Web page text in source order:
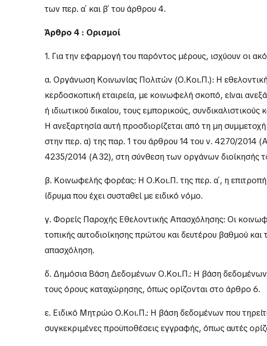
των περ. α΄ και β΄ του άρθρου 4.
Άρθρο 4 : Ορισμοί
1. Για την εφαρμογή του παρόντος μέρους, ισχύουν οι
α. Οργάνωση Κοινωνίας Πολιτών (Ο.Κοι.Π.): Η
κερδοσκοπική εταιρεία, με κοινωφελή σκοπό, είναι
ή ιδιωτικού δικαίου, τους εμπορικούς,
Η ανεξαρτησία αυτή προσδιορίζεται από τη μη
στην περ. α) της παρ. 1 του άρθρου 14 του ν. 4270/2014
4235/2014 (Α΄ 32), στη σύνθεση των οργάνων διοίκησής
β. Κοινωφελής φορέας: Η Ο.Κοι.Π. της περ. α΄, η
ίδρυμα που έχει συσταθεί με ειδικό νόμο.
γ. Φορείς Παροχής Εθελοντικής Απασχόλησης: Οι
τοπικής αυτοδιοίκησης πρώτου και δευτέρου βαθμού
απασχόληση.
δ. Δημόσια Βάση Δεδομένων Ο.Κοι.Π.: Η βάση
τους όρους καταχώρησης, όπως ορίζονται στο άρθρο 6.
ε. Ειδικό Μητρώο Ο.Κοι.Π.: Η βάση δεδομένων που
συγκεκριμένες προϋποθέσεις εγγραφής, όπως αυτές